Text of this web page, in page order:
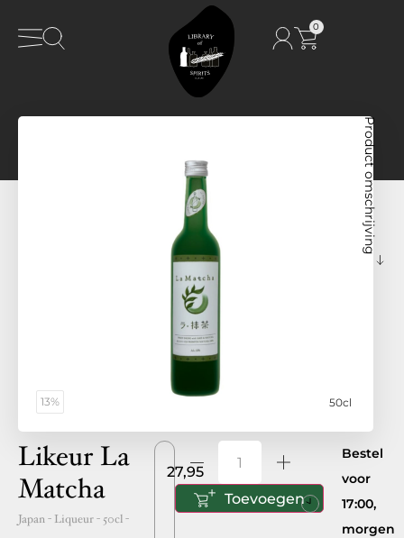
0
13% 50cl
Product omschrijving
Likeur La
Matcha
Japan- Liqueur - 50cl-
27,95
Toevoegen
Bestel
voor
17:00,
morgen